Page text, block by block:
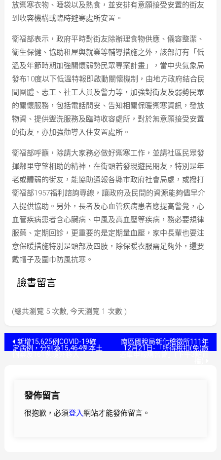
放禦寒衣物、睡袋以及熱食，並安排有意願接受安置的街友
到收容機構或臨時避寒處所安置。
衛福部表示，政府平時對街友除辦理食物供應、儀容整潔、
衛生保健、協助租屋與就業等輔導措施之外，該部訂有「低
溫及年節時期加強關懷弱勢民眾專案計畫」，當中央氣象局
發布10度以下低溫特報即啟動關懷機制，由地方政府結合民
間團體、志工、社工人員及警力等，加強對街友及弱勢民眾
的關懷服務，包括電話問安、告知相關保暖禦寒資訊，發放
物資、提供盥洗服務及臨時收容處所，對於無意願接受安置
的街友，亦加強勸導入住安置處所。
衛福部呼籲，除請大家務必做好禦寒工作，並請社區民眾發
揮鄰里守望相助的精神，在街頭若發現遊民朋友，特別是年
老或體弱的街友，能協助通報各縣市政府社會局處，或撥打
衛福部1957福利諮詢專線，讓政府及民間的資源能夠儘早介
入提供協助。另外，長者及心血管疾病患者應提高警覺，心
血管疾病患者含心臟病、中風及高血壓等疾病，務必要規律
服藥、定期回診，更重要的是定期量血壓，家中長輩也要注
意保暖措施特別是頭部及四肢，除保暖衣服需足夠外，還要
戴帽子及圍巾防風抗寒。
臉書留言
(總共瀏覽 5 次數, 今天瀏覽 1 次數 )
文新增15,625例COVID-19確
定病例，分別為15,464例本土
南區國稅局新化稽徵所111年
12月21日-「所得稅扣(免)繳
發佈留言
很抱歉，必須登入網站才能發佈留言。